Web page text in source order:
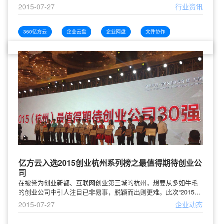
和更贴心的服务，难怪会在短时间内迅速俘获众多铁粉。车辆环
境好、司机素质高、不能拒载、无需掏钱，还为你准备水和杂
然而生；作为共享经济的代表，更是重塑了打车市场人与人之间
的关系……如果能把这种便捷和人性化带入到工作环节，而不是
只有下
2015-07-27 行业资讯
360亿方云 企业云盘 企业网盘 文件协作
亿方云入选2015创业杭州系列榜之最值得期待创业公
司
在被誉为创业新都、互联网创业第三城的杭州，想要从多如牛毛
的创业公司中引人注目已非易事，脱颖而出则更难。此次“2015创
业杭州系列榜单”从4月中旬开始发动，通过网络申报、创投机构
推荐、企业报名、浙商杂志推荐等各种方式，由知名浙商、创投
2015-07-27 企业动态